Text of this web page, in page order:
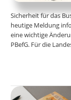
Sicherheit für das
heutige Meldung
eine wichtige
PBefG. Für die